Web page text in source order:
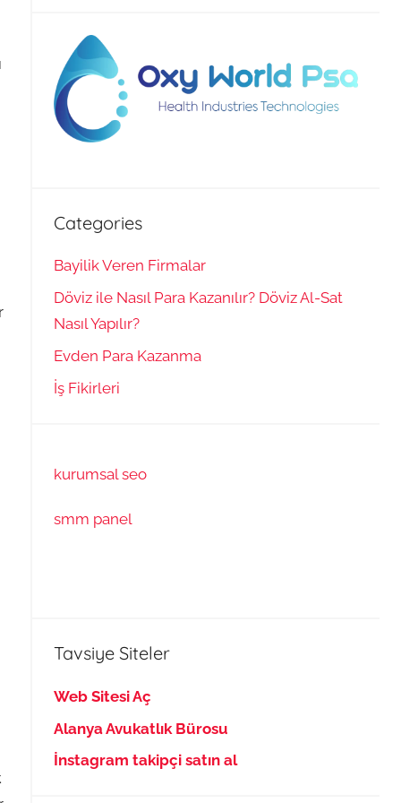
Categories
Bayilik Veren Firmalar
Döviz ile Nasıl Para Kazanılır? Döviz Al-Sat
Nasıl Yapılır?
Evden Para Kazanma
İş Fikirleri
kurumsal seo
smm panel
Tavsiye Siteler
Web Sitesi Aç
Alanya Avukatlık Bürosu
İnstagram takipçi satın al